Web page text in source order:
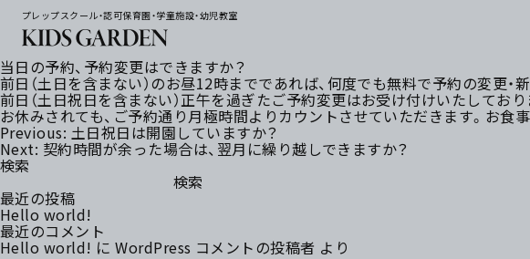
プレップスクール・認可保育園・学童施設・幼児教室
当日の予約、予約変更はできますか？
前日（土日を含まない）のお昼12時までであれば、何度でも無料で予約の変更・
前日（土日祝日を含まない）正午を過ぎたご予約変更はお受け付けいたしており
お休みされても、ご予約通り月極時間よりカウントさせていただきます。お食
投
稿
ナ
ゲ
ー
シ
ョ
Previous: 土日祝日は開園していますか？
Next: 契約時間が余った場合は、翌月に繰り越しできますか？
検索
検索
最近の投稿
Hello world!
最近のコメント
Hello world! にWordPress コメントの投稿者 より